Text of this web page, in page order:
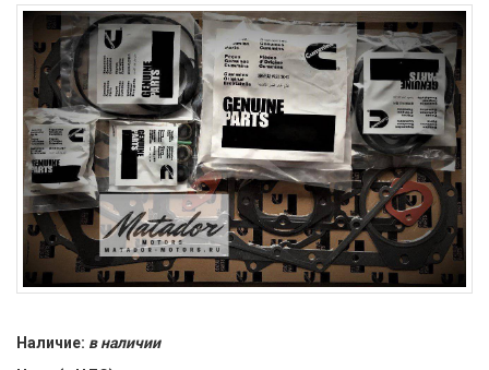
Наличие: в наличии